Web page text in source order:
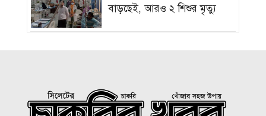
বাড়ছেই, আরও ২ শিশুর মৃত্যু
৫ দিন অনশনের পর বিয়ে, তিন
মাসেই মিললো ঝুলন্ত মরদেহ